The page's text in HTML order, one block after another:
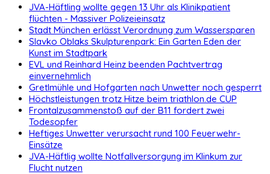
JVA-Häftling wollte gegen 13 Uhr als Klinikpatient
flüchten - Massiver Polizeieinsatz
Stadt München erlässt Verordnung zum Wassersparen
Slavko Oblaks Skulpturenpark: Ein Garten Eden der
Kunst im Stadtpark
EVL und Reinhard Heinz beenden Pachtvertrag
einvernehmlich
Gretlmühle und Hofgarten nach Unwetter noch gesperrt
Höchstleistungen trotz Hitze beim triathlon.de CUP
Frontalzusammenstoß auf der B11 fordert zwei
Todesopfer
Heftiges Unwetter verursacht rund 100 Feuerwehr-
Einsätze
JVA-Häftlig wollte Notfallversorgung im Klinkum zur
Flucht nutzen